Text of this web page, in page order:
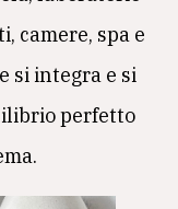
camere, spa e
si integra e si
perfetto